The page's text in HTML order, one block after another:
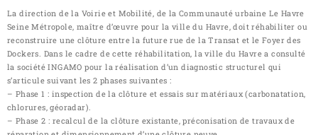
La direction de la Voirie et Mobilité, de la Communauté urbaine Le Havre
Seine Métropole, maître d’œuvre pour la ville du Havre, doit réhabiliter ou
reconstruire une clôture entre la future rue de la Transat et le Foyer des
Dockers. Dans le cadre de cette réhabilitation, la ville du Havre a consulté
la société INGAMO pour la réalisation d’un diagnostic structurel qui
s’articule suivant les 2 phases suivantes :
– Phase 1 : inspection de la clôture et essais sur matériaux (carbonatation,
chlorures, géoradar).
– Phase 2 : recalcul de la clôture existante, préconisation de travaux de